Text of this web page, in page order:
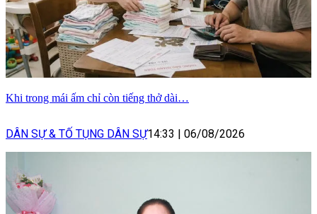
Khi trong mái ấm chỉ còn tiếng thở dài…
DÂN SỰ & TỐ TỤNG DÂN SỰ14:33 06/08/2026